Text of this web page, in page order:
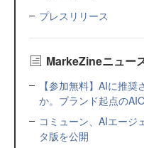
プレスリリース
MarkeZineニュー
【参加無料】AIに推
か。ブランド起点の
コミューン、AIエージ
タ版を公開